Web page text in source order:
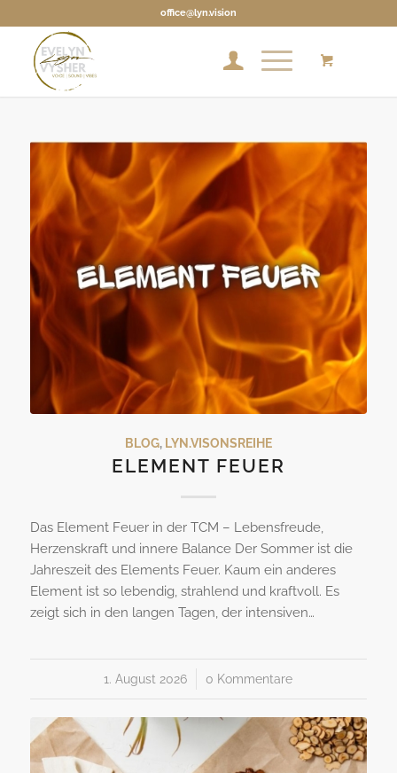
office@lyn.vision
BLOG, LYN.VISONSREIHE
ELEMENT FEUER
Das Element Feuer in der TCM – Lebensfreude,
Herzenskraft und innere Balance Der Sommer ist die
Jahreszeit des Elements Feuer. Kaum ein anderes
Element ist so lebendig, strahlend und kraftvoll. Es
zeigt sich in den langen Tagen, der intensiven…
1. August 2026
/ 0 Kommentare